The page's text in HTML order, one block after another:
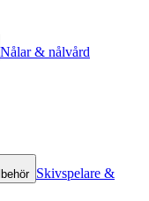
Nålar & nålvård
Skivspelare &